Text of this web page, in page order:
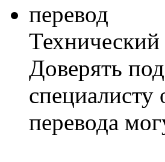
Технический
Доверять
специалисту
перевода